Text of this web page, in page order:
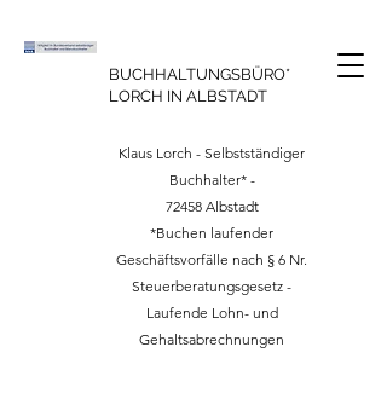
BUCHHALTUNGSBÜRO*
LORCH IN ALBSTADT
Klaus Lorch - Selbstständiger
Buchhalter* -
72458 Albstadt
*Buchen laufender
Geschäftsvorfälle nach § 6 Nr.
Steuerberatungsgesetz -
Laufende Lohn- und
Gehaltsabrechnungen